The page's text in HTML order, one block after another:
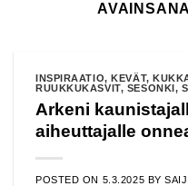
INSPIRAATIO,KEVÄT,
RUUKKUKASVIT, SESONKI,
Arkeni
aiheuttajalle
POSTED ON 5.3.2025 BY